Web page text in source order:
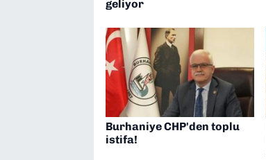
geliyor
Burhaniye CHP'den toplu
istifa!